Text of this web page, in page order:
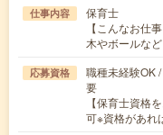
仕事内容
保育士
【こんなお仕
木やボールな
応募資格
職種未経験OK
要
【保育士資格
可※資格があれ